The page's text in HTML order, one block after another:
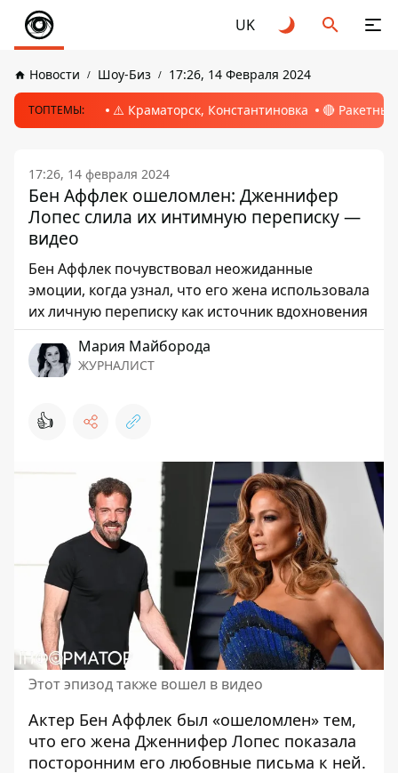
UK
Новости Шоу-Биз 17:26, 14 Февраля 2024
ТОПТЕМЫ: ⚠️ Краматорск, Константиновка 🔴
17:26, 14 февраля 2024
Бен Аффлек ошеломлен: Дженнифер
Лопес слила их интимную переписку —
видео
Бен Аффлек почувствовал неожиданные
эмоции, когда узнал, что его жена использовала
их личную переписку как источник вдохновения
Мария Майборода
ЖУРНАЛИСТ
👍
Этот эпизод также вошел в видео
Актер Бен Аффлек был «ошеломлен» тем,
что его жена Дженнифер Лопес показала
посторонним его любовные письма к ней.